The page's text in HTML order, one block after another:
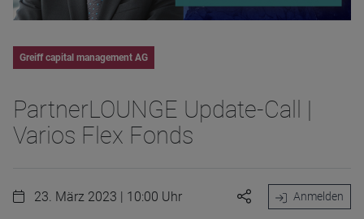
Greiff capital management AG
PartnerLOUNGE Update-Call |
Varios Flex Fonds
23. März 2023 | 10:00 Uhr Anmelden